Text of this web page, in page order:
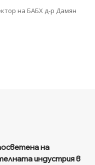
на БАБХ д-р Дамян
на
индустрия в